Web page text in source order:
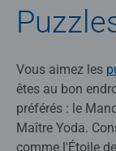
Vous aimez les
êtes au bon
préférés : le
Maître Yoda.
comme l'Étoile